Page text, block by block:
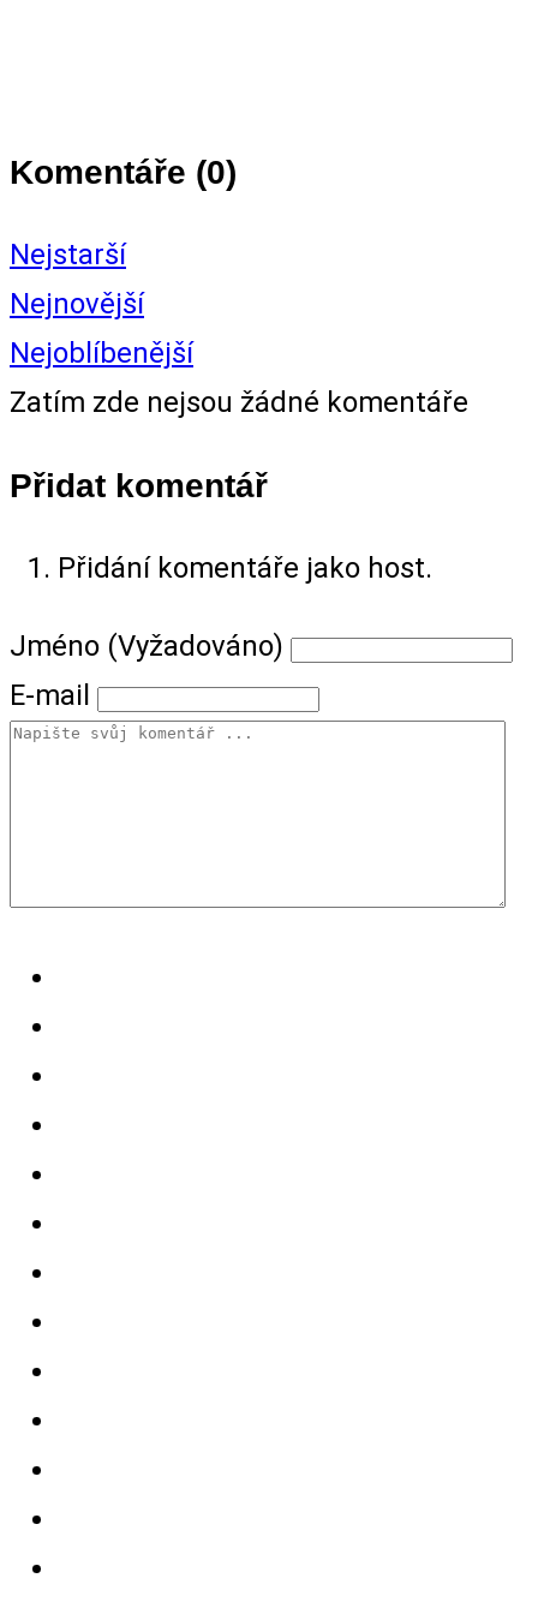
Komentáře (0)
Nejstarší
Nejnovější
Nejoblíbenější
Zatím zde nejsou žádné komentáře
Přidat komentář
Přidání komentáře jako host.
Jméno (Vyžadováno)
E-mail